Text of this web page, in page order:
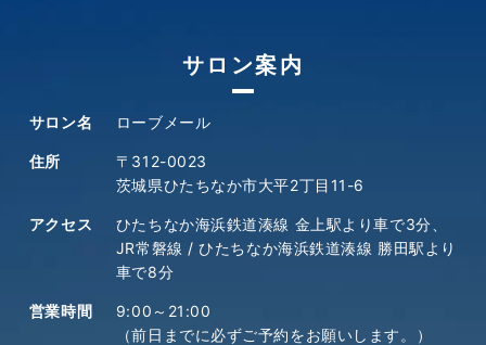
サロン案内
サロン名 ローブメール
住所
〒312-0023
茨城県ひたちなか市大平2丁目11-6
アクセス
ひたちなか海浜鉄道湊線 金上駅より車で3分、
JR常磐線 / ひたちなか海浜鉄道湊線 勝田駅より
車で8分
営業時間
9:00～21:00
（前日までに必ずご予約をお願いします。）